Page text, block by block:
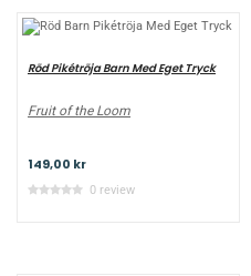
Röd Pikétröja Barn Med Eget Tryck
Fruit of the Loom
149,00 kr
0 review